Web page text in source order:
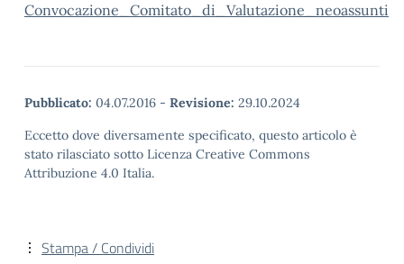
Convocazione_Comitato_di_Valutazione_neoassunti
Pubblicato: 04.07.2016 - Revisione: 29.10.2024
Eccetto dove diversamente specificato, questo articolo è
stato rilasciato sotto Licenza Creative Commons
Attribuzione 4.0 Italia.
Stampa / Condividi